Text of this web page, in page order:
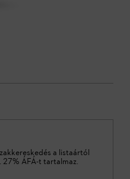
a listaártól
27% ÁFÁ-t tartalmaz.